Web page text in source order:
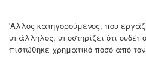
'Αλλος κατηγορούμενος, που
υπάλληλος, υποστηρίζει ότι
πιστώθηκε χρηματικό ποσό από